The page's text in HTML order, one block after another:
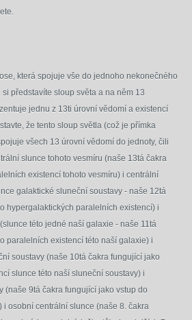
která spojuje vše do jednoho nekonečného
představíte sloup světa a na něm 13
jednu z 13ti úrovní vědomí a existencí
že tento sloup světla (což je přímka
všech 13 úrovní vědomí do jednoty, čili
slunce tohoto vesmíru (naše 13tá čakra
existencí tohoto vesmíru) i centrální
galaktické sluneční soustavy - naše 12tá
hypergalaktických paralelních existencí) i
této jedné naší galaxie - naše 11tá
paralelních existencí této naší galaxie) i
soustavy (naše 10tá čakra fungující jako
slunce této naší sluneční soustavy) i
(naše 9tá čakra fungující jako vstup do
i osobní centrální slunce (naše 8. čakra